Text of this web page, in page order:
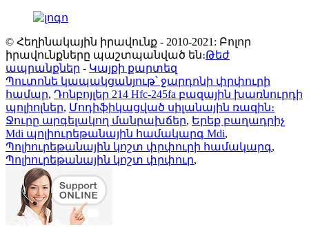
© Հեղինակային իրավունք - 2010-2021: Բոլոր
իրավունքները պաշտպանված են։Թեժ
ապրանքներ - Կայքի քարտեզ
Պուտոնե կապակցանյութ՝ ջարդոնի փրփուրի
համար, Դոնբոյլեր 214 Hfc-245fa բազային խառնուրդի
պոլիոլներ, Մոդիֆիկացված սիլանային ռազին։
Ջուրը արգելակող մանրախճեր, Երեք բաղադրիչ
Mdi պոլիուրեթանային համակարգ Mdi,
Պոլիուրեթանային կոշտ փրփուրի համակարգ,
Պոլիուրեթանային կոշտ փրփուր,